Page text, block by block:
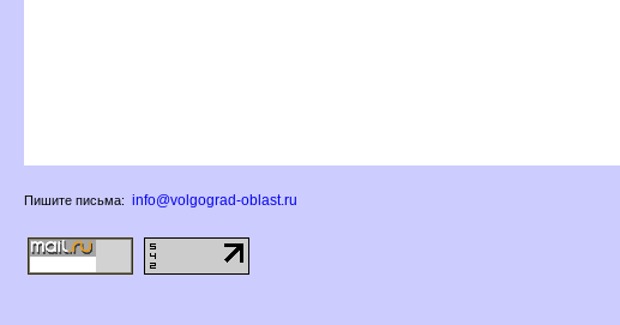
Пишите письма: info@volgograd-oblast.ru